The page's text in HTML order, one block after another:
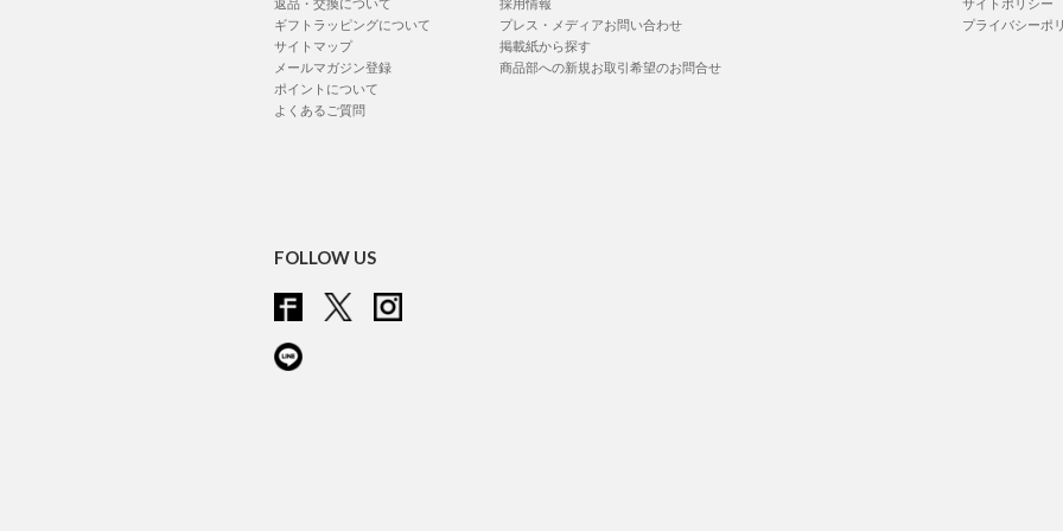
ギフトラッピングについて
サイトマップ
メールマガジン登録
ポイントについて
よくあるご質問
プレス・メディアお問い合わせ
掲載紙から探す
商品部への新規お取引希望のお問合せ
プライバシーポ
FOLLOW US